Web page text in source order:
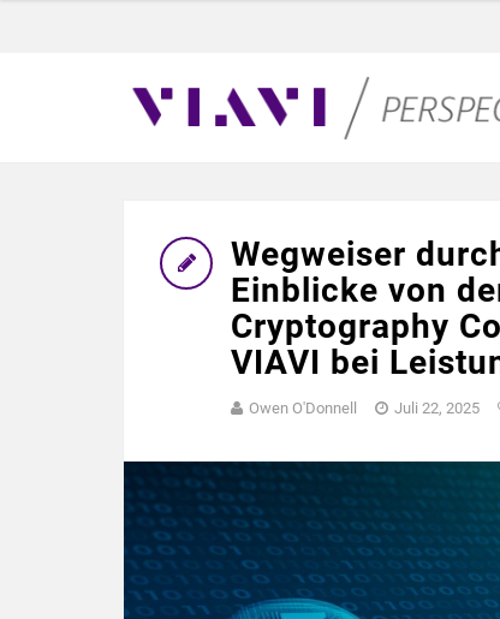
Wegweiser
Einblicke von
Cryptography
VIAVI bei
Owen O'Donnell Juli 22, 2025